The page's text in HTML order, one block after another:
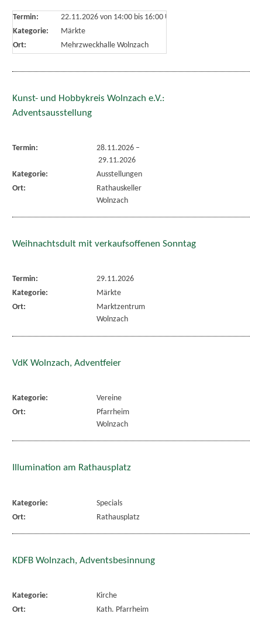
Termin: 22.11.2026 von 14:00bis 16:00 Uhr
Kategorie:
Märkte
Ort:
Mehrzweckhalle Wolnzach
Kunst- und Hobbykreis Wolnzach e.V.:
Adventsausstellung
Termin: 28.11.2026–
29.11.2026
Kategorie:
Ausstellungen
Ort:
Rathauskeller
Wolnzach
Weihnachtsdult mit verkaufsoffenen Sonntag
Termin:
29.11.2026
Kategorie:
Märkte
Ort:
Marktzentrum
Wolnzach
VdK Wolnzach, Adventfeier
Kategorie:
Vereine
Ort:
Pfarrheim
Wolnzach
Illumination am Rathausplatz
Kategorie:
Specials
Ort:
Rathausplatz
KDFB Wolnzach, Adventsbesinnung
Kategorie:
Kirche
Ort:
Kath. Pfarrheim